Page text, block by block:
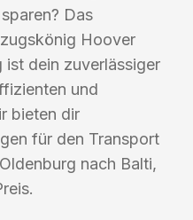
Das
Hoover
ist dein zuverlässiger
und
bieten dir
für den Transport
nach Balti,